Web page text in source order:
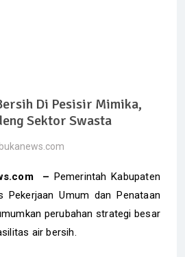
Di Pesisir Mimika,
Sektor Swasta
– Pemerintah Kabupaten
Pekerjaan Umum dan Penataan
perubahan strategi besar
air bersih.